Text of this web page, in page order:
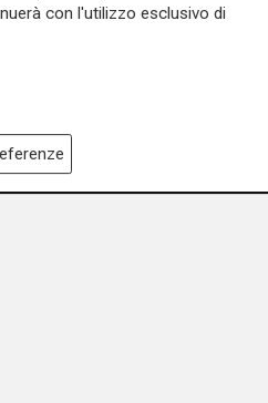
con l'utilizzo esclusivo di